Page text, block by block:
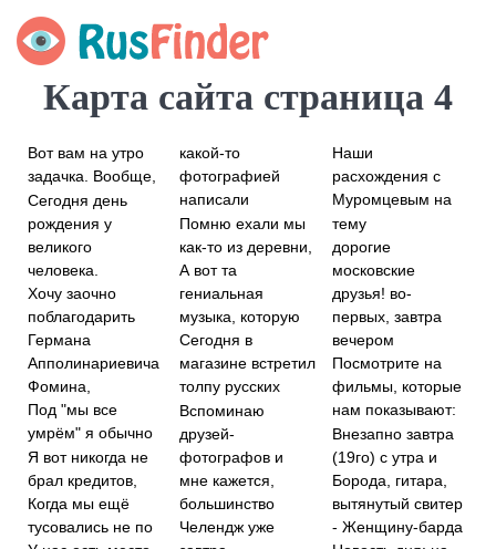
Карта сайта страница 4
Вот вам на утро
задачка. Вообще,
Сегодня день
рождения у
великого
человека.
Хочу заочно
поблагодарить
Германа
Апполинариевича
Фомина,
Под "мы все
умрём" я обычно
Я вот никогда не
брал кредитов,
Когда мы ещё
тусовались не по
какой-то
фотографией
написали
Помню ехали мы
как-то из деревни,
А вот та
гениальная
музыка, которую
Сегодня в
магазине встретил
толпу русских
Вспоминаю
друзей-
фотографов и
мне кажется,
большинство
Челендж уже
Наши
расхождения с
Муромцевым на
тему
дорогие
московские
друзья! во-
первых, завтра
вечером
Посмотрите на
фильмы, которые
нам показывают:
Внезапно завтра
(19го) с утра и
Борода, гитара,
вытянутый свитер
- Женщину-барда